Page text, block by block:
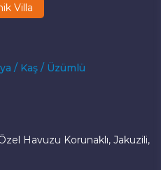
Villa
/ Kaş / Üzümlü
Havuzu Korunaklı, Jakuzili,